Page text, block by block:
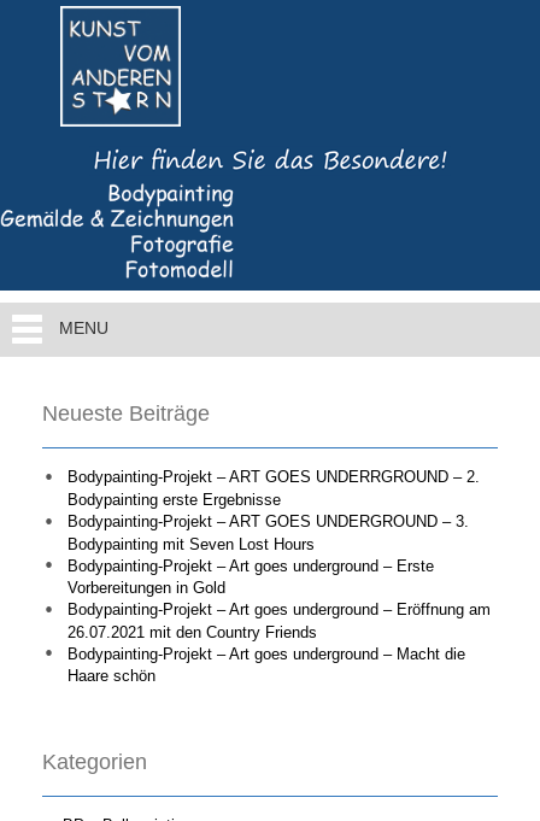
MENU
Neueste Beiträge
Bodypainting-Projekt – ART GOES UNDERRGROUND – 2.
Bodypainting erste Ergebnisse
Bodypainting-Projekt – ART GOES UNDERGROUND – 3.
Bodypainting mit Seven Lost Hours
Bodypainting-Projekt – Art goes underground – Erste
Vorbereitungen in Gold
Bodypainting-Projekt – Art goes underground – Eröffnung am
26.07.2021 mit den Country Friends
Bodypainting-Projekt – Art goes underground – Macht die
Haare schön
Kategorien